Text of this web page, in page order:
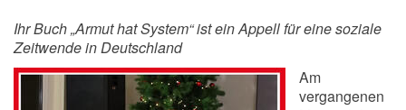
Ihr Buch „Armut hat System“ ist ein Appell für eine soziale
Zeitwende in Deutschland
Am
vergangenen